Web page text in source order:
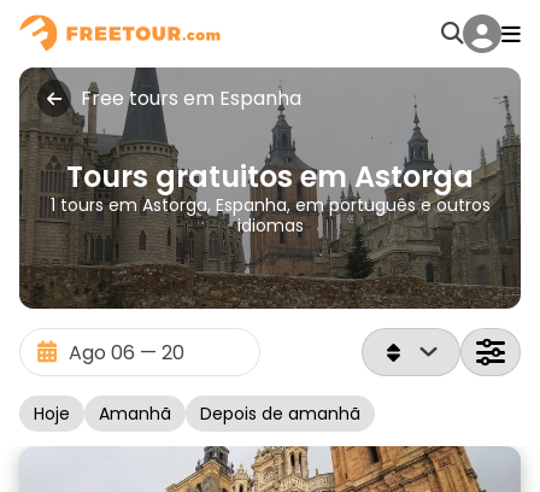
Free tours em Espanha
Tours gratuitos em Astorga
1 tours em Astorga, Espanha, em português e outros
idiomas
Hoje Amanhã Depois de amanhã